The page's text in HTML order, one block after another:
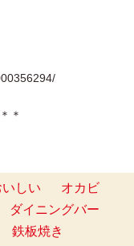
＊
いしい
オカビ
ダイニングバー
鉄板焼き